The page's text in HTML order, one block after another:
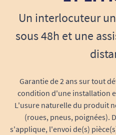
Entretien facile et
durée
Grâce à sonrevêtement
souris Goldtouch se
conserve toute sa
Matériaux robustes
nocives pour la
phtalates).
Un interlocuteur
sous 48h et une
Garantie de 2 ans sur tout
condition d'une installation
L'usure naturelle du produit
(roues, pneus, poignées).
s'applique, l'envoi de(s)